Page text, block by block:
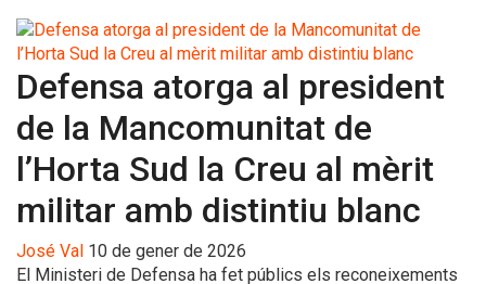
Defensa atorga al president
de la Mancomunitat de
l’Horta Sud la Creu al mèrit
militar amb distintiu blanc
José Val 10 de gener de 2026
El Ministeri de Defensa ha fet públics els reconeixements